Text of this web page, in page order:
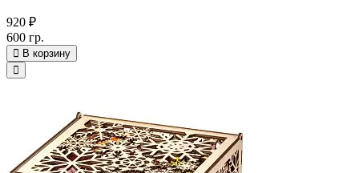
920 ₽
600 гр.
В корзину